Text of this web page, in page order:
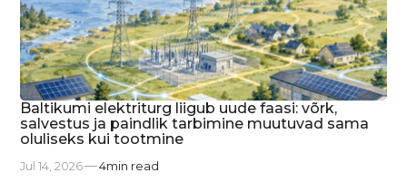
Baltikumi elektriturg liigub uude faasi: võrk,
salvestus ja paindlik tarbimine muutuvad sama
oluliseks kui tootmine
Jul 14, 2026 4min read